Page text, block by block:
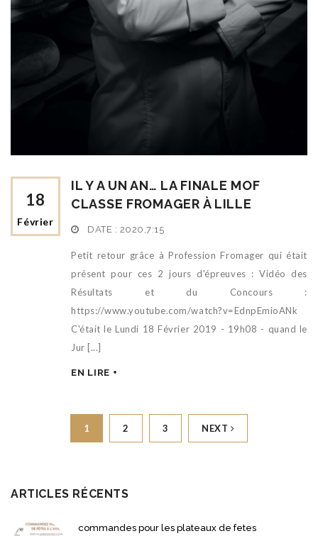
18
Février
IL Y A UN AN… LA FINALE MOF
CLASSE FROMAGER À LILLE
DATE : 2020,7:15
Petit retour grâce à Profession Fromager qui était
présent pour ces 2 jours d'épreuves : Vidéo des
Résultats et du Concours :
https://www.youtube.com/watch?v=EdnpEmioANk
C'était le Lundi 18 Février 2019 - 19h08 - quand le
Jur [...]
EN LIRE +
1 2 3 NEXT
ARTICLES RÉCENTS
commandes pour les plateaux de fetes